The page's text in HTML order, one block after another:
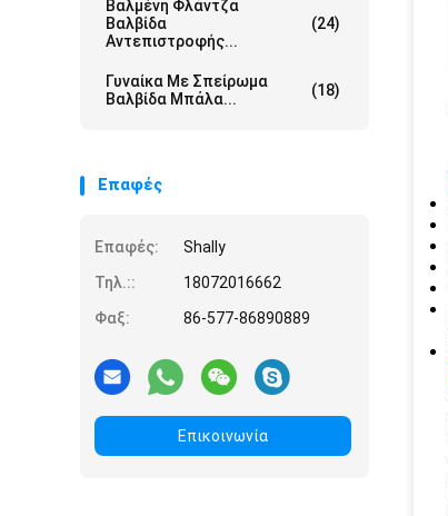
Βαλμένη Φλάντζα
Βαλβίδα
Αντεπιστροφής...
(24)
Γυναίκα Με Σπείρωμα
Βαλβίδα Μπάλα...
(18)
Επαφές
Επαφές:
Shally
Τηλ.::
18072016662
Φαξ:
86-577-86890889
Επικοινωνία